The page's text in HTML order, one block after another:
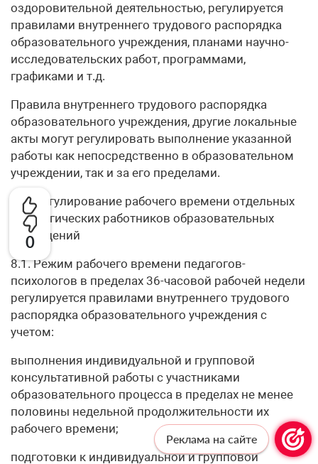
0
оздоровительной деятельностью, регулируется
правилами внутреннего трудового распорядка
образовательного учреждения, планами научно-
исследовательских работ, программами,
графиками и т.д.
Правила внутреннего трудового распорядка
образовательного учреждения, другие локальные
акты могут регулировать выполнение указанной
работы как непосредственно в образовательном
учреждении, так и за его пределами.
VIII. Регулирование рабочего времени отдельных
педагогических работников образовательных
учреждений
8.1. Режим рабочего времени педагогов-
психологов в пределах 36-часовой рабочей недели
регулируется правилами внутреннего трудового
распорядка образовательного учреждения с
учетом:
выполнения индивидуальной и групповой
консультативной работы с участниками
образовательного процесса в пределах не менее
половины недельной продолжительности их
рабочего времени;
подготовки к индивидуальной и групповой
Реклама на сайте